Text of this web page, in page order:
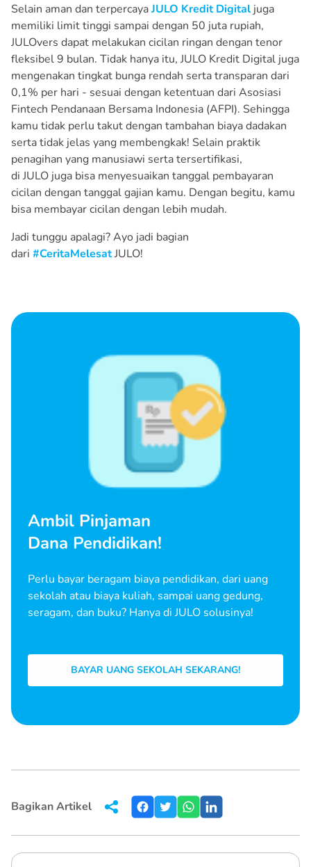
Selain aman dan terpercayaJULO Kredit Digital juga
memiliki limit tinggi sampai dengan 50 juta rupiah,
JULOvers dapat melakukan cicilan ringan dengan tenor
fleksibel 9 bulan. Tidak hanya itu, JULO Kredit Digital juga
mengenakan tingkat bunga rendah serta transparan dari
0,1% per hari - sesuai dengan ketentuan dari Asosiasi
Fintech Pendanaan Bersama Indonesia (AFPI). Sehingga
kamu tidak perlu takut dengan tambahan biaya dadakan
serta tidak jelas yang membengkak! Selain praktik
penagihan yang manusiawi serta tersertifikasi,
di JULO juga bisa menyesuaikan tanggal pembayaran
cicilan dengan tanggal gajian kamu. Dengan begitu, kamu
bisa membayar cicilan dengan lebih mudah.
Jadi tunggu apalagi? Ayo jadi bagian
dari #CeritaMelesatJULO!
Ambil Pinjaman
Dana Pendidikan!
Perlu bayar beragam biaya pendidikan, dari uang
sekolah atau biaya kuliah, sampai uang gedung,
seragam, dan buku? Hanya di JULO solusinya!
BAYAR UANG SEKOLAH SEKARANG!
Bagikan Artikel